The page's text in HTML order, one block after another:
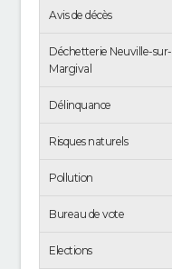
Avis de décès
Déchetterie Neuville-sur-
Margival
Délinquance
Risques naturels
Pollution
Bureau de vote
Elections